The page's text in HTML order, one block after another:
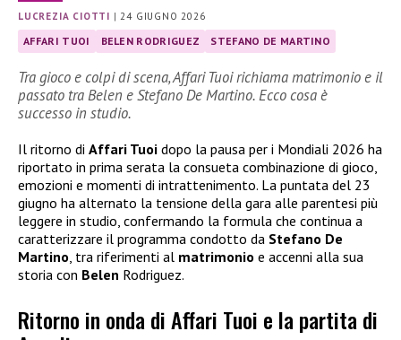
LUCREZIA CIOTTI |24 GIUGNO 2026
AFFARI TUOI BELEN RODRIGUEZ STEFANO DE MARTINO
Tra gioco e colpi di scena, Affari Tuoi richiama matrimonio e il
passato tra Belen e Stefano De Martino. Ecco cosa è
successo in studio.
Il ritorno di Affari Tuoi dopo la pausa per i Mondiali 2026 ha
riportato in prima serata la consueta combinazione di gioco,
emozioni e momenti di intrattenimento. La puntata del 23
giugno ha alternato la tensione della gara alle parentesi più
leggere in studio, confermando la formula che continua a
caratterizzare il programma condotto da Stefano De
Martino , tra riferimenti al matrimonio e accenni alla sua
storia con Belen Rodriguez.
Ritorno in onda di Affari Tuoi e la partita di